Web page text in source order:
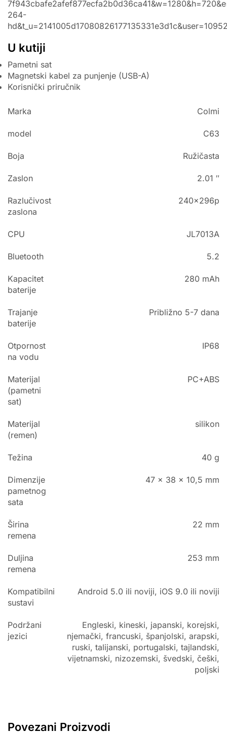
264-
U kutiji
Pametni sat
Magnetski kabel za punjenje (USB-A)
Korisnički priručnik
Marka Colmi
model C63
Boja Ružičasta
Zaslon 2.01 ″
Razlučivost
zaslona
240x296p
CPU JL7013A
Bluetooth 5.2
Kapacitet
baterije
280 mAh
Trajanje
baterije
Približno 5-7 dana
Otpornost
na vodu
IP68
Materijal
(pametni
sat)
PC+ABS
Materijal
(remen)
silikon
Težina 40 g
Dimenzije
pametnog
sata
47 x 38 x 10,5 mm
Širina
remena
22 mm
Duljina
remena
253 mm
Kompatibilni
sustavi
Android 5.0 ili noviji, iOS 9.0 ili noviji
Podržani
jezici
Engleski, kineski, japanski, korejski,
njemački, francuski, španjolski, arapski,
ruski, talijanski, portugalski, tajlandski,
vijetnamski, nizozemski, švedski, češki,
poljski
Povezani Proizvodi